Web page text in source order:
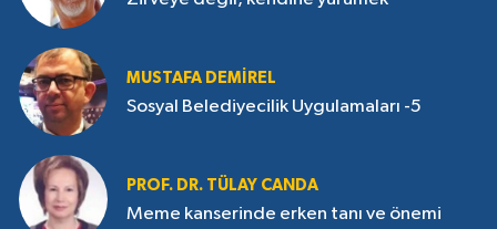
MUSTAFA DEMIREL
Sosyal Belediyecilik Uygulamaları -5
PROF. DR. TÜLAY CANDA
Meme kanserinde erken tanı ve önemi